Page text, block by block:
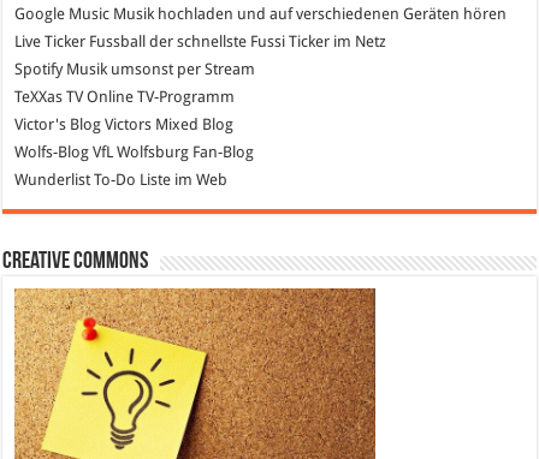
Google Music Musik hochladen und auf verschiedenen Geräten hören
Live Ticker Fussball
der schnellste Fussi Ticker im Netz
SpotifyMusik umsonst per Stream
TeXXas TVOnline TV-Programm
Victor's Blog Victors Mixed Blog
Wolfs-Blog VfL Wolfsburg Fan-Blog
WunderlistTo-Do Liste im Web
Creative Commons